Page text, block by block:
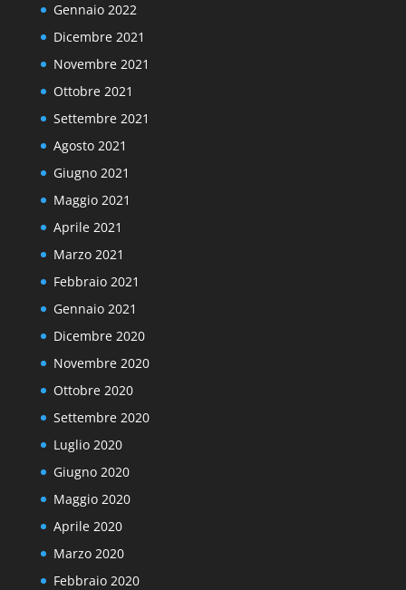
Gennaio 2022
Dicembre 2021
Novembre 2021
Ottobre 2021
Settembre 2021
Agosto 2021
Giugno 2021
Maggio 2021
Aprile 2021
Marzo 2021
Febbraio 2021
Gennaio 2021
Dicembre 2020
Novembre 2020
Ottobre 2020
Settembre 2020
Luglio 2020
Giugno 2020
Maggio 2020
Aprile 2020
Marzo 2020
Febbraio 2020